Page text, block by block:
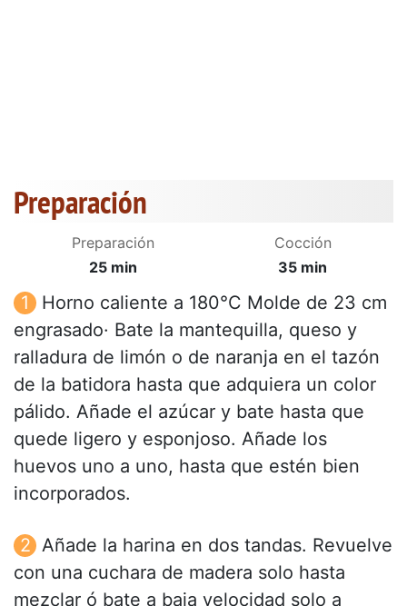
Preparación
Preparación
25 min
Cocción
35 min
Horno caliente a 180°C Molde de 23 cm
engrasado· Bate la mantequilla, queso y
ralladura de limón o de naranja en el tazón
de la batidora hasta que adquiera un color
pálido. Añade el azúcar y bate hasta que
quede ligero y esponjoso. Añade los
huevos uno a uno, hasta que estén bien
incorporados.
Añade la harina en dos tandas. Revuelve
con una cuchara de madera solo hasta
mezclar ó bate a baja velocidad solo a